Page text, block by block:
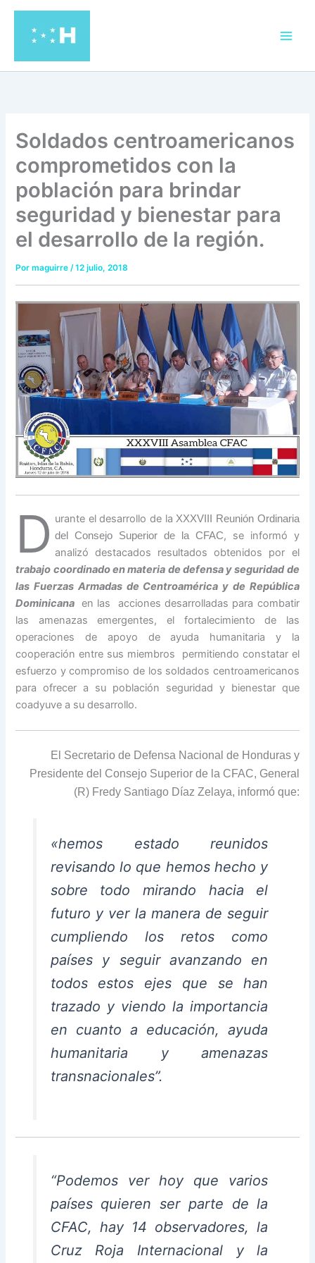
contenido
Soldados centroamericanos
comprometidos con la
población para brindar
seguridad y bienestar para
el desarrollo de la región.
Pormaguirre/12 julio, 2018
D urante el desarrollo de laXXXVIII Reunión Ordinaria
del Consejo Superior de la CFAC, se informó y
analizó destacados resultados obtenidos por el
trabajo coordinado en materia de defensa y seguridad de
las Fuerzas Armadas de Centroamérica y de República
Dominicana en las acciones desarrolladas para combatir
las amenazas emergentes, el fortalecimiento de las
operaciones de apoyo de ayuda humanitaria y la
cooperación entre sus miembros permitiendo constatar el
esfuerzo y compromiso de los soldados centroamericanos
para ofrecer a su población seguridad y bienestar que
coadyuve a su desarrollo.
El Secretario de Defensa Nacional de Honduras y
Presidente del Consejo Superior de la CFAC, General
(R) Fredy Santiago Díaz Zelaya, informó que:
«hemos estado reunidos
revisando lo que hemos hecho y
sobre todo mirando hacia el
futuro y ver la manera de seguir
cumpliendo los retos como
países y seguir avanzando en
todos estos ejes que se han
trazado y viendo la importancia
en cuanto a educación, ayuda
humanitaria y amenazas
transnacionales”.
“Podemos ver hoy que varios
países quieren ser parte de la
CFAC, hay 14 observadores, la
Cruz Roja Internacional y la